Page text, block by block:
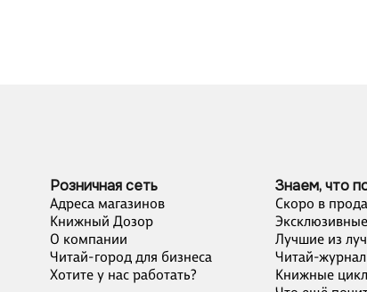
Розничная сеть
Адреса магазинов
Книжный Дозор
О компании
Читай-город для бизнеса
Хотите у нас работать?
Знаем, что
Скоро в
Лучшие из
Читай-журнал
Книжные